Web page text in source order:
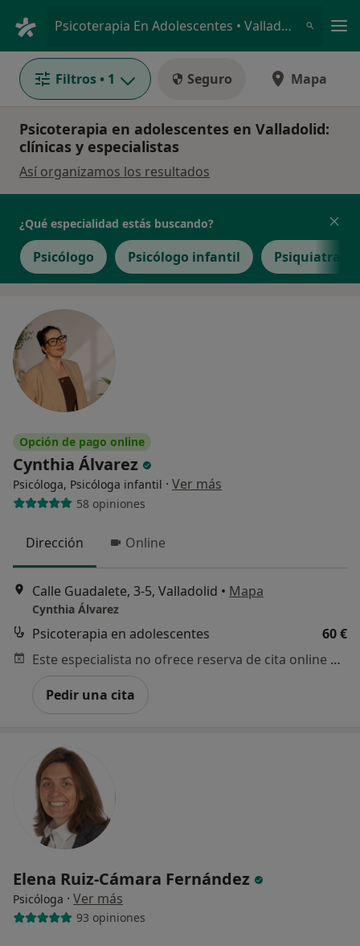
Psicoterapia En Adolescentes • Valladolid, Valladolid
Filtros • 1 Seguro Mapa
Psicoterapia en adolescentes en Valladolid:
clínicas y especialistas
Así organizamos los resultados
¿Qué especialidad estás buscando?
Psicólogo Psicólogo infantil Psiquiatra
Opción de pago online
Cynthia Álvarez
Psicóloga, Psicóloga infantil · Ver más
58 opiniones
Dirección Online
Calle Guadalete, 3-5, Valladolid • Mapa
Cynthia Álvarez
Psicoterapia en adolescentes
60 €
Este especialista no ofrece reserva de cita online en esta dirección.
Pedir una cita
Elena Ruiz-Cámara Fernández
Psicóloga · Ver más
93 opiniones